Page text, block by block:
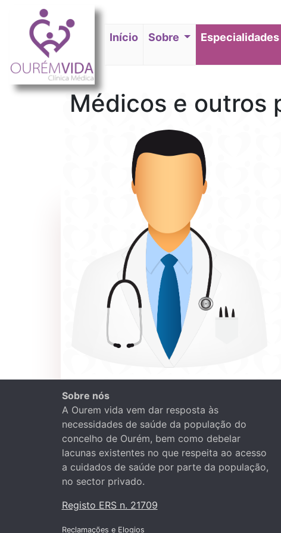
Início(current)
Sobre Especialidades
Médicos e outros
Sobre nós
A Ourem vida vem dar resposta às
necessidades de saúde da população do
concelho de Ourém, bem como debelar
lacunas existentes no que respeita ao acesso
a cuidados de saúde por parte da população,
no sector privado.
Registo ERS n. 21709
Reclamações e Elogios